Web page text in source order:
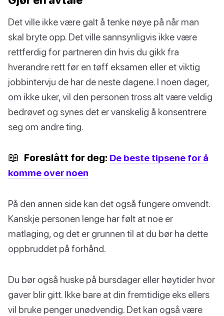
Det ville ikke være galt å tenke nøye på når man
skal bryte opp. Det ville sannsynligvis ikke være
rettferdig for partneren din hvis du gikk fra
hverandre rett før en tøff eksamen eller et viktig
jobbintervju de har de neste dagene. I noen dager,
om ikke uker, vil den personen tross alt være veldig
bedrøvet og synes det er vanskelig å konsentrere
seg om andre ting.
📖 Foreslått for deg: De beste tipsene for å
komme over noen
På den annen side kan det også fungere omvendt.
Kanskje personen lenge har følt at noe er
matlaging, og det er grunnen til at du bør ha dette
oppbruddet på forhånd.
Du bør også huske på bursdager eller høytider hvor
gaver blir gitt. Ikke bare at din fremtidige eks ellers
vil bruke penger unødvendig. Det kan også være